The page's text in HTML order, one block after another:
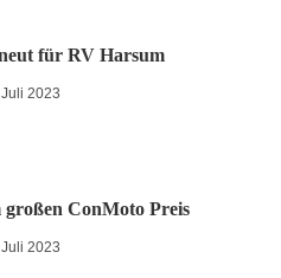
für RV Harsum
2023
großen ConMoto Preis
2023